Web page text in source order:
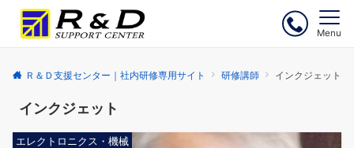
Menu
Ｒ＆Ｄ支援センター｜社内研修専用サイト 研修講師 インクジェット
インクジェット
エレクトロニクス・機械